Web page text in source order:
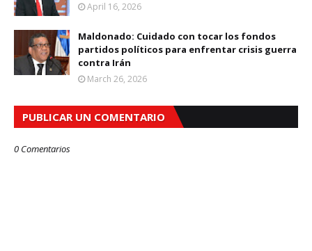
April 16, 2026
Maldonado: Cuidado con tocar los fondos
partidos políticos para enfrentar crisis guerra
contra Irán
March 26, 2026
PUBLICAR UN COMENTARIO
0 Comentarios